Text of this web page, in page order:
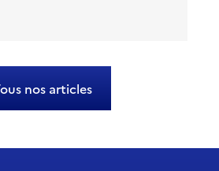
nos articles